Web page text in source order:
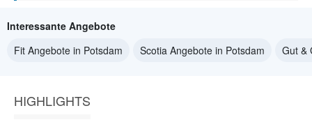
Interessante Angebote
Fit Angebote in Potsdam
Scotia Angebote in Potsdam Gut &
HIGHLIGHTS